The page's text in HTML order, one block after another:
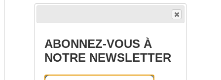
ABONNEZ-VOUS À
NOTRE NEWSLETTER